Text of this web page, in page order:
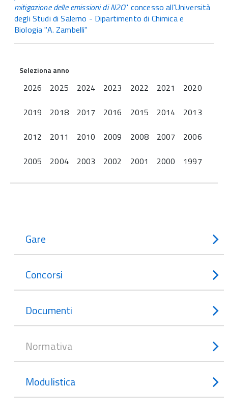
mitigazione delle emissioni di N2O" concesso all'Università
degli Studi di Salerno - Dipartimento di Chimica e
Biologia "A. Zambelli"
Seleziona anno
2026 2025 2024 2023 2022 2021
2020
2019
2018 2017 2016 2015 2014
2013
2012
2011 2010 2009 2008 2007
2006
2005
2004 2003 2002 2001 2000 1997
Gare
Concorsi
Documenti
Normativa
Modulistica